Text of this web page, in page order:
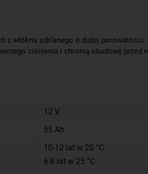
włókna szklanego o dużej
ciśnienia i chronią obudowę przed
12 V
55 Ah
10-12 lat w 20 °C
6-8 lat w 25 °C